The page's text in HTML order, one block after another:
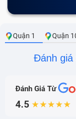
Quận 1 Quận
Đánh giá
Đánh Giá Từ
4.5 ★★★★★